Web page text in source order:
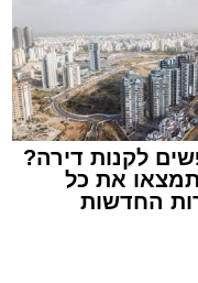
לקנות דירה?
את כל
החדשות